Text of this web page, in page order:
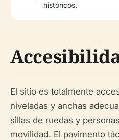
históricos.
El sitio es totalmente
niveladas y anchas
sillas de ruedas y
movilidad. El pavimento